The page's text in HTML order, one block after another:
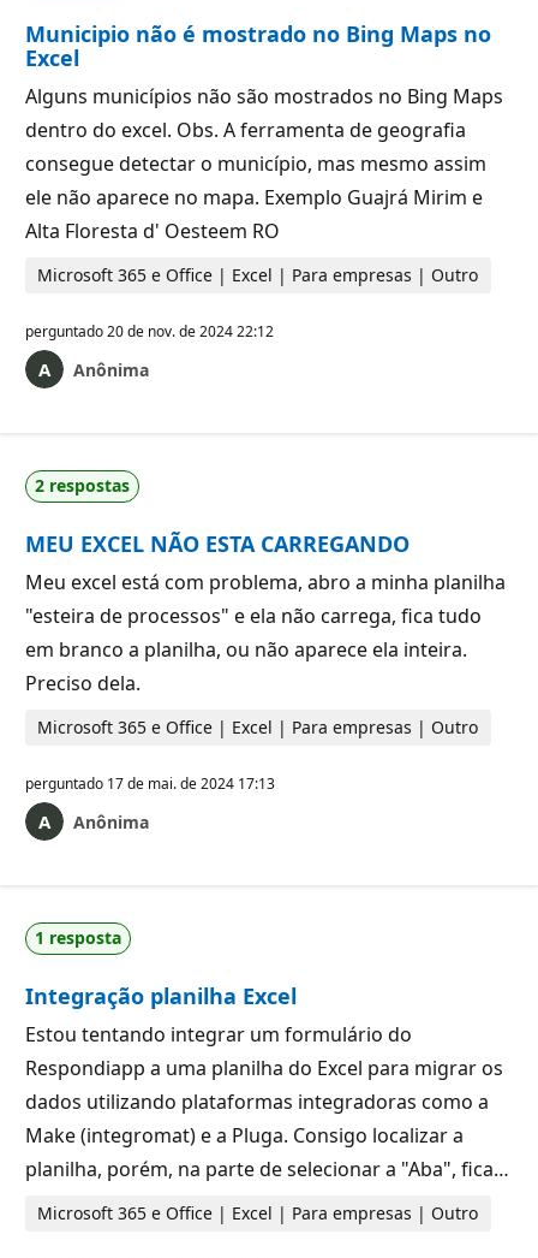
Municipio não é mostrado no Bing Maps no
Excel
Alguns municípios não são mostrados no Bing Maps
dentro do excel. Obs. A ferramenta de geografia
consegue detectar o município, mas mesmo assim
ele não aparece no mapa. Exemplo Guajrá Mirim e
Alta Floresta d' Oesteem RO
Microsoft 365 e Office | Excel | Para empresas | Outro
perguntado20 de nov. de 2024 22:12
Anônima
2 respostas
MEU EXCEL NÃO ESTA CARREGANDO
Meu excel está com problema, abro a minha planilha
"esteira de processos" e ela não carrega, fica tudo
em branco a planilha, ou não aparece ela inteira.
Preciso dela.
Microsoft 365 e Office | Excel | Para empresas | Outro
perguntado 17 de mai. de 2024 17:13
Anônima
1 resposta
Integração planilha Excel
Estou tentando integrar um formulário do
Respondiapp a uma planilha do Excel para migrar os
dados utilizando plataformas integradoras como a
Make (integromat) e a Pluga. Consigo localizar a
planilha, porém, na parte de selecionar a "Aba", fica…
Microsoft 365 e Office | Excel | Para empresas | Outro